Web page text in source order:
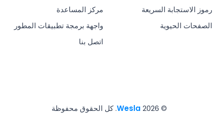
رموز الاستجابة السريعة
الصفحات الحيوية
مركز المساعدة
واجهة برمجة تطبيقات المطور
اتصل بنا
© 2026
Wesla. كل الحقوق محفوظة